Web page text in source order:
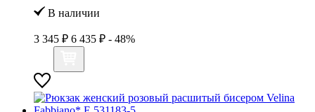
В наличии
3 345 ₽ 6 435 ₽ - 48%